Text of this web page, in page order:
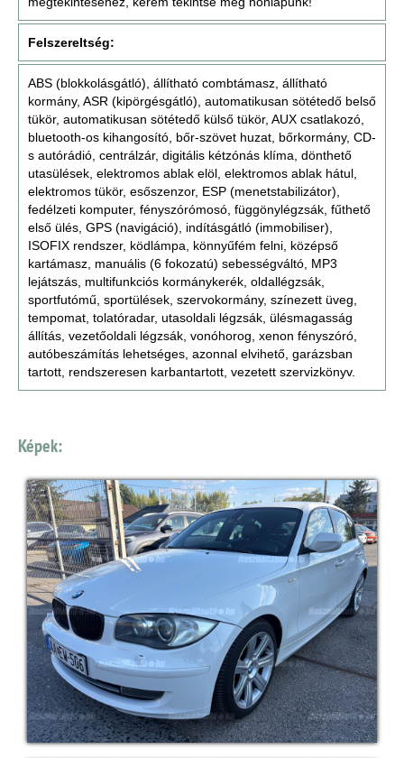
Felszereltség:
ABS (blokkolásgátló), állítható combtámasz, állítható
kormány, ASR (kipörgésgátló), automatikusan sötétedő belső
tükör, automatikusan sötétedő külső tükör, AUX csatlakozó,
bluetooth-os kihangosító, bőr-szövet huzat, bőrkormány, CD-
s autórádió, centrálzár, digitális kétzónás klíma, dönthető
utasülések, elektromos ablak elöl, elektromos ablak hátul,
elektromos tükör, esőszenzor, ESP (menetstabilizátor),
fedélzeti komputer, fényszórómosó, függönylégzsák, fűthető
első ülés, GPS (navigáció), indításgátló (immobiliser),
ISOFIX rendszer, ködlámpa, könnyűfém felni, középső
kartámasz, manuális (6 fokozatú) sebességváltó, MP3
lejátszás, multifunkciós kormánykerék, oldallégzsák,
sportfutómű, sportülések, szervokormány, színezett üveg,
tempomat, tolatóradar, utasoldali légzsák, ülésmagasság
állítás, vezetőoldali légzsák, vonóhorog, xenon fényszóró,
autóbeszámítás lehetséges, azonnal elvihető, garázsban
tartott, rendszeresen karbantartott, vezetett szervizkönyv.
Képek: